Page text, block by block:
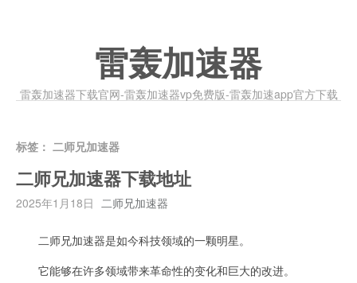
雷轰加速器
雷轰加速器下载官网-雷轰加速器vp免费版-雷轰加速app官方下载
标签： 二师兄加速器
二师兄加速器下载地址
2025年1月18日 二师兄加速器
二师兄加速器是如今科技领域的一颗明星。
它能够在许多领域带来革命性的变化和巨大的改进。